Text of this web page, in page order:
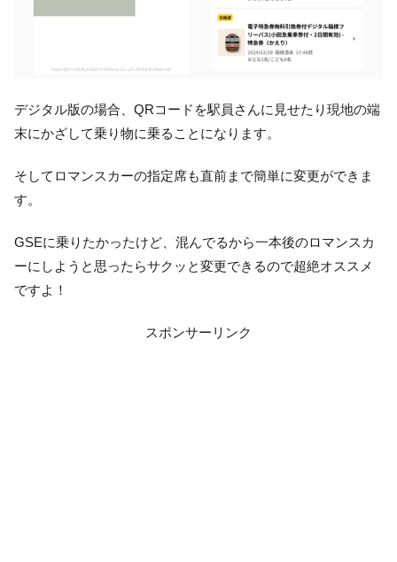
デジタル版の場合、QRコードを駅員さんに見せたり現地の端
末にかざして乗り物に乗ることになります。
そしてロマンスカーの指定席も直前まで簡単に変更ができま
す。
GSEに乗りたかったけど、混んでるから一本後のロマンスカ
ーにしようと思ったらサクッと変更できるので超絶オススメ
ですよ！
スポンサーリンク